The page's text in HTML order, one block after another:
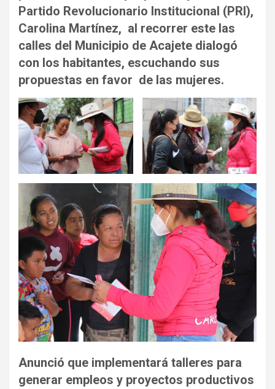
Partido Revolucionario Institucional (PRI),
Carolina Martínez, al recorrer este las
calles del Municipio de Acajete dialogó
con los habitantes, escuchando sus
propuestas en favor de las mujeres.
Anunció que implementará talleres para
generar empleos y proyectos productivos